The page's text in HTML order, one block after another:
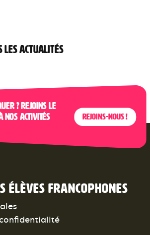
LES ACTUALITÉS
? Rejoins le
nos activités
Rejoins-nous !
élèves francophones